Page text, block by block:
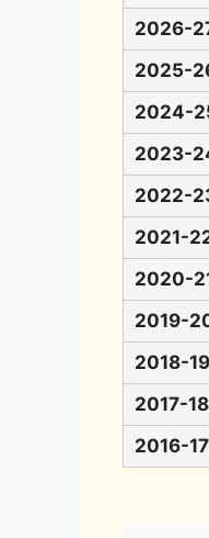
2026-
2025-
2024-
2023-
2022-
2021-
2020-
2019-
2018-19
2017-18
2016-17